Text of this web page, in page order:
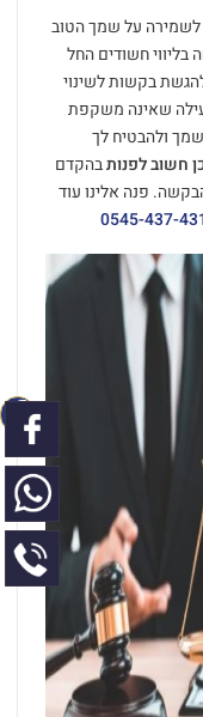
לשמירה על שמך הטוב
חשודים החל
בקשות לשינוי
שאינה משקפת
ולהבטיח לך
חשוב לפנותבהקדם
פנה אלינו עוד
0545-437-